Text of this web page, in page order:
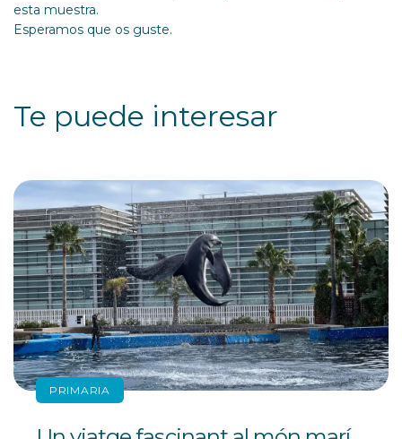
esta muestra.
Esperamos que os guste.
Te puede interesar
PRIMARIA